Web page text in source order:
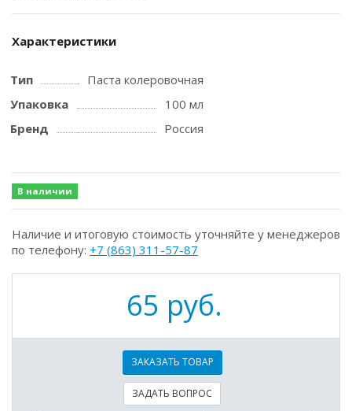
Характеристики
Тип
Паста колеровочная
Упаковка
100 мл
Бренд
Россия
В наличии
Наличие и итоговую стоимость уточняйте у менеджеров
по телефону: +7 (863) 311-57-87
65 руб.
ЗАКАЗАТЬ ТОВАР
ЗАДАТЬ ВОПРОС